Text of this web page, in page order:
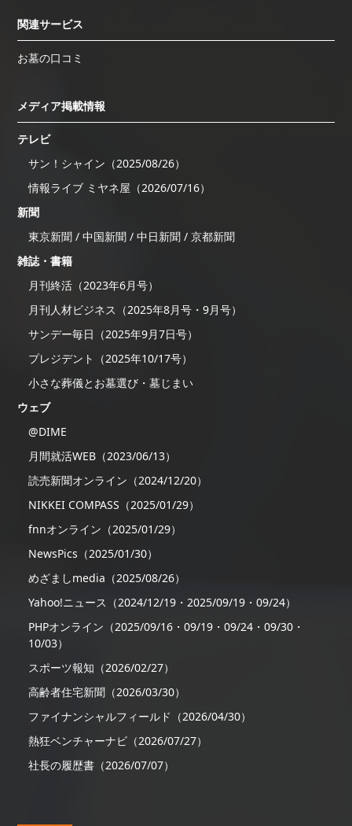
関連サービス
お墓の口コミ
メディア掲載情報
テレビ
サン！シャイン（2025/08/26）
情報ライブ ミヤネ屋（2026/07/16）
新聞
東京新聞 / 中国新聞 / 中日新聞 / 京都新聞
雑誌・書籍
月刊終活（2023年6月号）
月刊人材ビジネス（2025年8月号・9月号）
サンデー毎日（2025年9月7日号）
プレジデント（2025年10/17号）
小さな葬儀とお墓選び・墓じまい
ウェブ
@DIME
月間就活WEB（2023/06/13）
読売新聞オンライン（2024/12/20）
NIKKEI COMPASS（2025/01/29）
fnnオンライン（2025/01/29）
NewsPics（2025/01/30）
めざましmedia（2025/08/26）
Yahoo!ニュース（2024/12/19・2025/09/19・09/24）
PHPオンライン（2025/09/16・09/19・09/24・09/30・
10/03）
スポーツ報知（2026/02/27）
高齢者住宅新聞（2026/03/30）
ファイナンシャルフィールド（2026/04/30）
熱狂ベンチャーナビ（2026/07/27）
社長の履歴書（2026/07/07）